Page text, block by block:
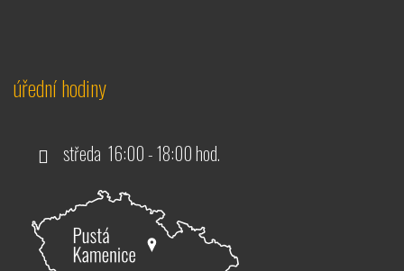
úřední hodiny
středa 16:00 - 18:00 hod.